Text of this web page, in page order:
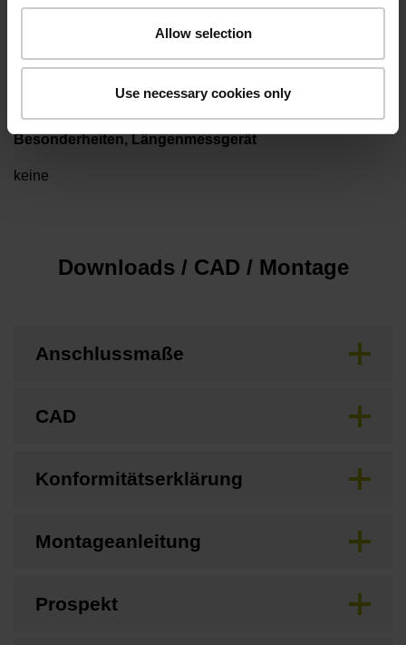
Allow selection
Use necessary cookies only
Elektrischer Anschluss
Flanschdose, Stift, 14-polig
Besonderheiten, Längenmessgerät
keine
Downloads / CAD / Montage
Anschlussmaße
CAD
Konformitätserklärung
Montageanleitung
Prospekt